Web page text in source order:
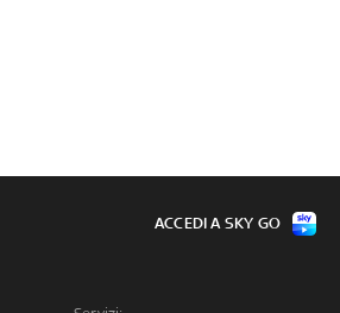
ACCEDI A SKY GO